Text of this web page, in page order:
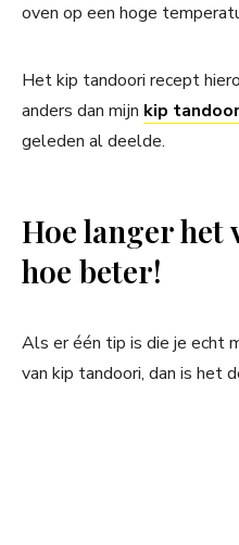
oven op een hoge
Het kip tandoori recept
anders dan mijn kip
geleden al deelde.
Hoe langer het
hoe beter!
Als er één tip is die je echt
van kip tandoori, dan is het